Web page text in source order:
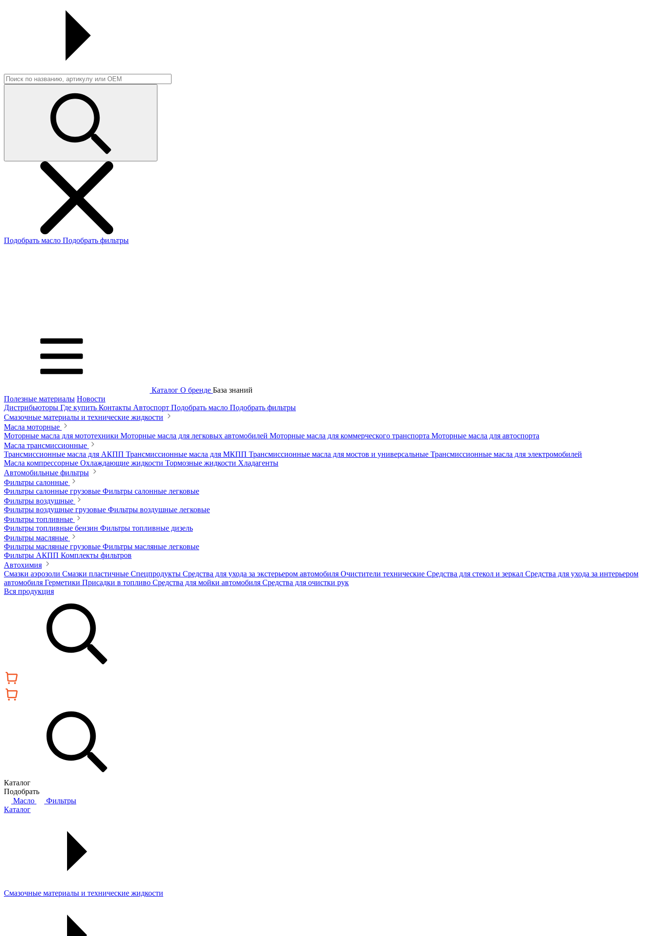
Подобрать масло Подобрать фильтры
Каталог О бренде База знаний
Полезные материалы Новости
Дистрибьюторы Где купить Контакты Автоспорт Подобрать масло Подобрать фильтры
Смазочные материалы и технические жидкости
Масла моторные
Моторные масла для мототехники Моторные масла для легковых автомобилей Моторные масла для коммерческого транспорта Моторные масла для автоспорта
Масла трансмиссионные
Трансмиссионные масла для АКПП Трансмиссионные масла для МКПП Трансмиссионные масла для мостов и универсальные Трансмиссионные масла для электромобилей
Масла компрессорные Охлаждающие жидкости Тормозные жидкости Хладагенты
Автомобильные фильтры
Фильтры салонные
Фильтры салонные грузовые Фильтры салонные легковые
Фильтры воздушные
Фильтры воздушные грузовые Фильтры воздушные легковые
Фильтры топливные
Фильтры топливные бензин Фильтры топливные дизель
Фильтры масляные
Фильтры масляные грузовые Фильтры масляные легковые
Фильтры АКПП Комплекты фильтров
Автохимия
Смазки аэрозоли Смазки пластичные Спецпродукты Средства для ухода за экстерьером автомобиля Очистители технические Средства для стекол и зеркал Средства для ухода за интерьером
автомобиля Герметики Присадки в топливо Средства для мойки автомобиля Средства для очистки рук
Вся продукция
Каталог
Подобрать
Масло
Фильтры
Каталог
Смазочные материалы и технические жидкости